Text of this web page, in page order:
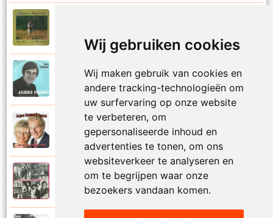
Wij gebruiken cookies
Wij maken gebruik van cookies en
andere tracking-technologieën om
uw surfervaring op onze website
te verbeteren, om
gepersonaliseerde inhoud en
advertenties te tonen, om ons
websiteverkeer te analyseren en
om te begrijpen waar onze
bezoekers vandaan komen.
Jacques Raymond
Jacques Raymond en Ingriani
Open nu je ogen
Jacques Raymond
Santa Lucia